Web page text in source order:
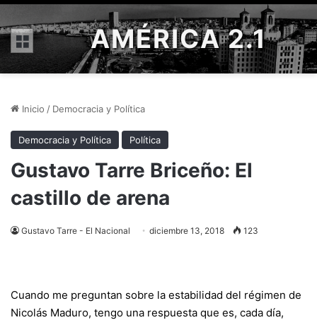
Menú AMÉRICA 2.1
Inicio / Democracia y Política
Democracia y Política Política
Gustavo Tarre Briceño: El
castillo de arena
Gustavo Tarre - El Nacional diciembre 13, 2018 123
Cuando me preguntan sobre la estabilidad del régimen de
Nicolás Maduro, tengo una respuesta que es, cada día,